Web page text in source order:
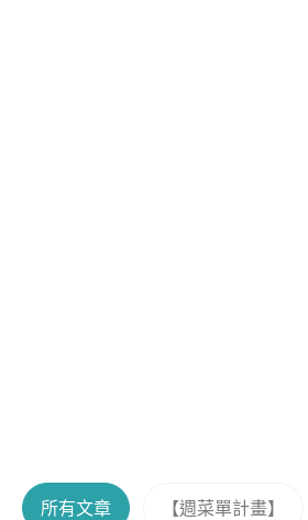
所有文章 【週菜單計畫】